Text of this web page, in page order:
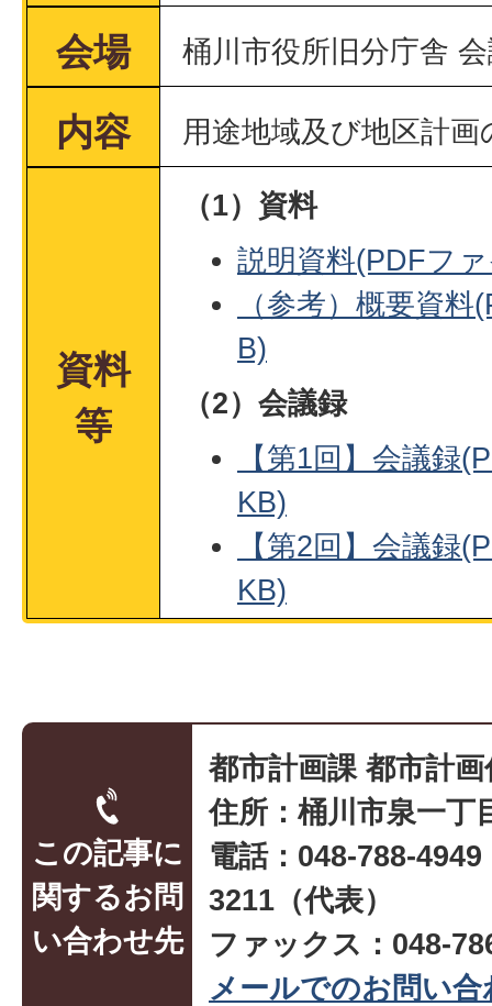
会場 桶川市役所旧分庁舎
内容 用途地域及び地区計
資料
等
（1）資料
説明資料(PDFフ
（参考）概要資
B)
（2）会議録
【第1回】会議録
KB)
【第2回】会議録
KB)
この記事に
関するお問
い合わせ先
都市計画課 都市計画
住所：桶川市泉一丁
電話：048-788-
3211（代表）
ファックス：048-
メールでのお問い